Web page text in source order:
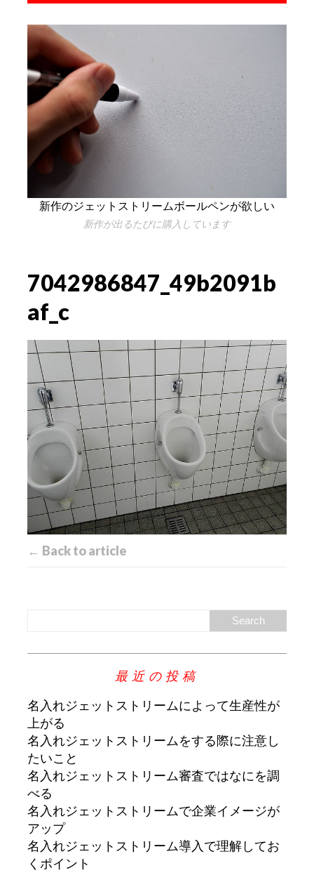
新作のジェットストリームボールペンが欲しい
新作が出るたびに購入しています
7042986847_49b2091b
af_c
← Back to article
最近の投稿
名入れジェットストリームによって生産性が
上がる
名入れジェットストリームをする際に注意し
たいこと
名入れジェットストリーム審査ではなにを調
べる
名入れジェットストリームで企業イメージが
アップ
名入れジェットストリーム導入で理解してお
くポイント